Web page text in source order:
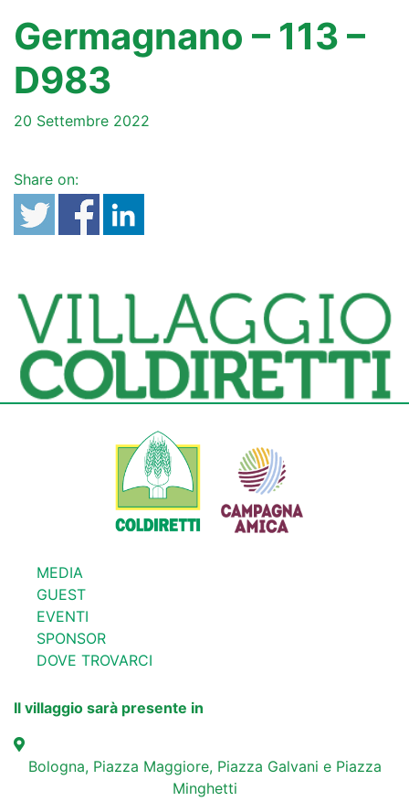
Germagnano – 113 –
D983
20 Settembre 2022
Share on:
MEDIA
GUEST
EVENTI
SPONSOR
DOVE TROVARCI
Il villaggio sarà presente in
Bologna, Piazza Maggiore, Piazza Galvani e Piazza
Minghetti